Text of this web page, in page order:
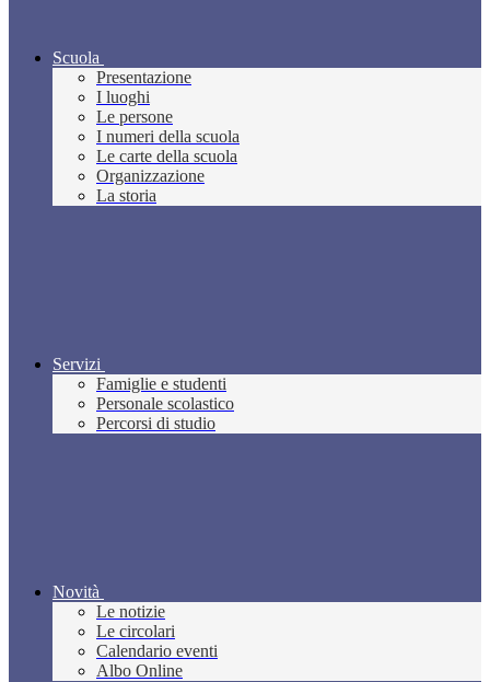
Scuola
Presentazione
I luoghi
Le persone
I numeri della scuola
Le carte della scuola
Organizzazione
La storia
Servizi
Famiglie e studenti
Personale scolastico
Percorsi di studio
Novità
Le notizie
Le circolari
Calendario eventi
Albo Online